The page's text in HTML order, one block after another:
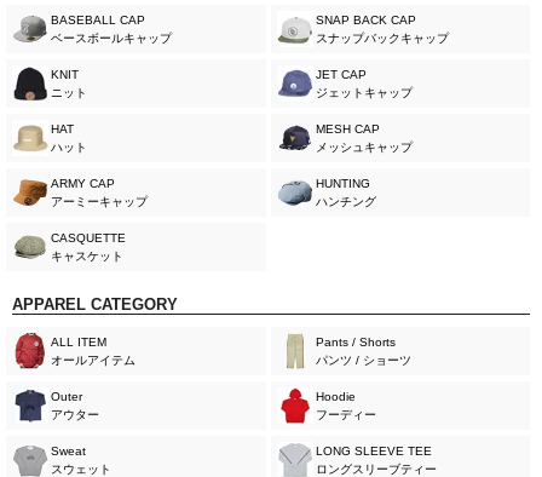
BASEBALL CAP
ベースボールキャップ
SNAP BACK CAP
スナップバックキャップ
KNIT
ニット
JET CAP
ジェットキャップ
HAT
ハット
MESH CAP
メッシュキャップ
ARMY CAP
アーミーキャップ
HUNTING
ハンチング
CASQUETTE
キャスケット
APPAREL CATEGORY
ALL ITEM
オールアイテム
Pants / Shorts
パンツ / ショーツ
Outer
アウター
Hoodie
フーディー
Sweat
スウェット
LONG SLEEVE TEE
ロングスリーブティー